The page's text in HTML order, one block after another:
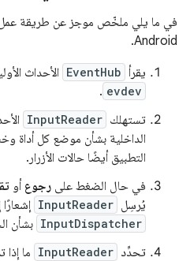
في ما يلي ملخّص موجز عن طريقة عمل
Android.
يقرأ EventHub الأحداث
evdev
.
تستهلك InputReader
الداخلية بشأن موضع كل أداة
التطبيق أيضًا حالات الأزرار.
في حال الضغط على رجوع أو
يُرسِل InputReader إشعارًا
InputDispatcher بشأن
تحدِّد InputReader ما